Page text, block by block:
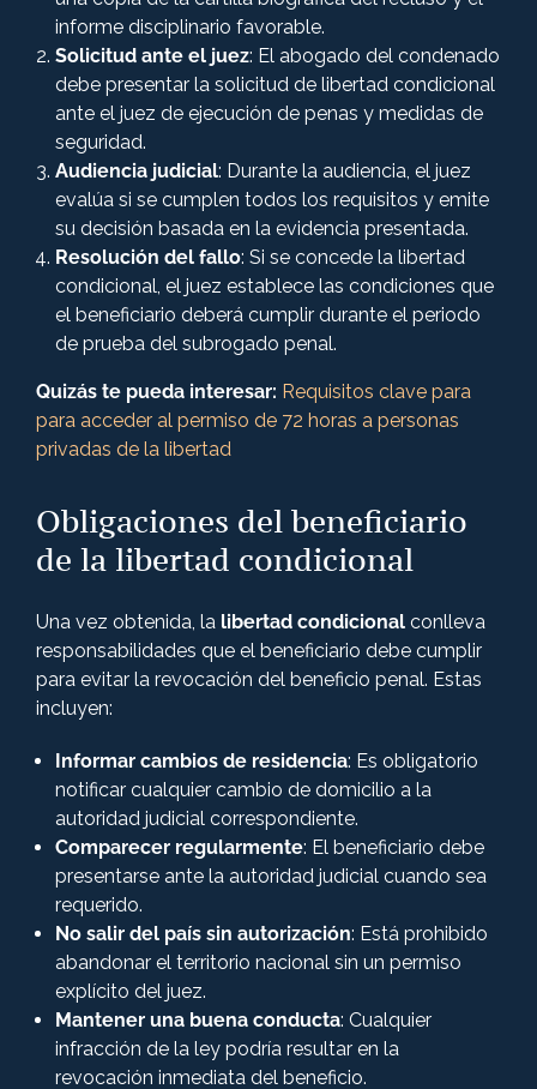
informe disciplinario favorable.
Solicitud ante el juez: El abogado del condenado
debe presentar la solicitud de libertad condicional
ante el juez de ejecución de penas y medidas de
seguridad.
Audiencia judicial: Durante la audiencia, el juez
evalúa si se cumplen todos los requisitos y emite
su decisión basada en la evidencia presentada.
Resolución del fallo: Si se concede la libertad
condicional, el juez establece las condiciones que
el beneficiario deberá cumplir durante el periodo
de prueba del subrogado penal.
Quizás te pueda interesar: Requisitos clave para
para acceder al permiso de 72 horas a personas
privadas de la libertad
Obligaciones del beneficiario
de la libertad condicional
Una vez obtenida, la libertad condicional conlleva
responsabilidades que el beneficiario debe cumplir
para evitar la revocación del beneficio penal. Estas
incluyen:
Informar cambios de residencia: Es obligatorio
notificar cualquier cambio de domicilio a la
autoridad judicial correspondiente.
Comparecer regularmente: El beneficiario debe
presentarse ante la autoridad judicial cuando sea
requerido.
No salir del país sin autorización: Está prohibido
abandonar el territorio nacional sin un permiso
explícito del juez.
Mantener una buena conducta: Cualquier
infracción de la ley podría resultar en la
revocación inmediata del beneficio.